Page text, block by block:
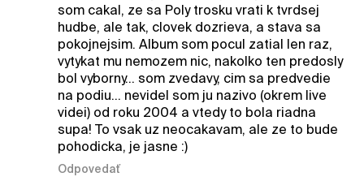
som cakal, ze sa Poly trosku vrati k tvrdsej
hudbe, ale tak, clovek dozrieva, a stava sa
pokojnejsim. Album som pocul zatial len raz,
vytykat mu nemozem nic, nakolko ten predosly
bol vyborny... som zvedavy, cim sa predvedie
na podiu... nevidel som ju nazivo (okrem live
videi) od roku 2004 a vtedy to bola riadna
supa! To vsak uz neocakavam, ale ze to bude
pohodicka, je jasne :)
Odpovedať